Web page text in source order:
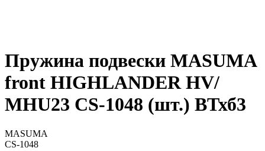
Пружина подвески MASUMA
front HIGHLANDER HV/
MHU23 CS-1048 (шт.) ВТхб3
MASUMA
CS-1048